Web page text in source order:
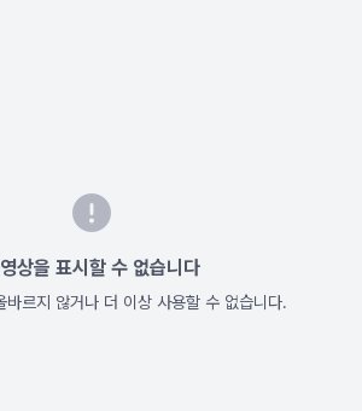
상을 표시할 수 없습니다
바르지 않거나 더 이상 사용할 수 없습니다.